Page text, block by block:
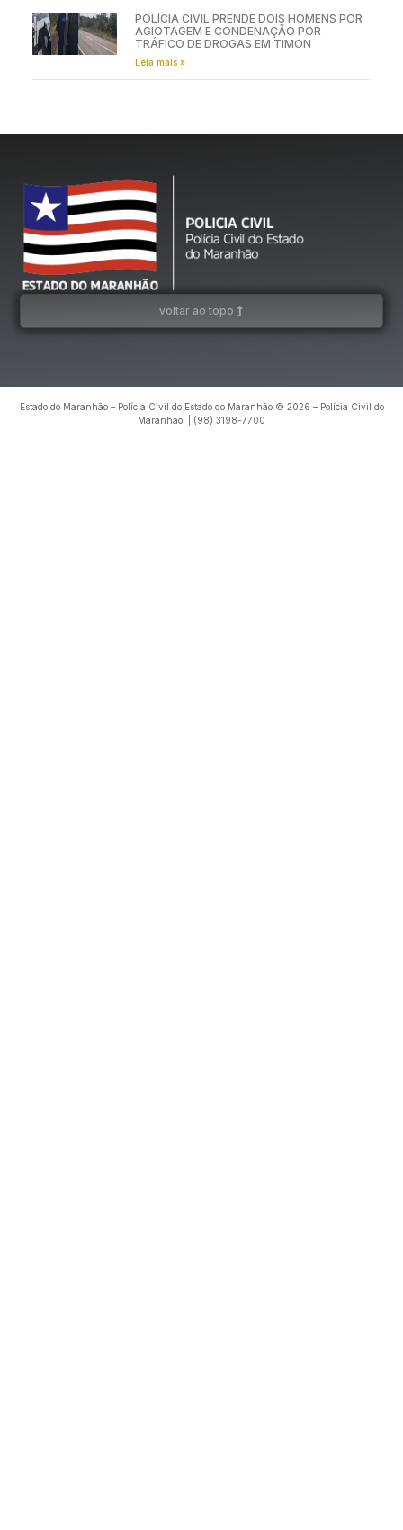
POLÍCIA CIVIL PRENDE DOIS HOMENS POR
AGIOTAGEM E CONDENAÇÃO POR
TRÁFICO DE DROGAS EM TIMON
Leia mais »
voltar ao topo
Estado do Maranhão – Polícia Civil do Estado do Maranhão © 2026 – Polícia Civil do
Maranhão. | (98) 3198-7700